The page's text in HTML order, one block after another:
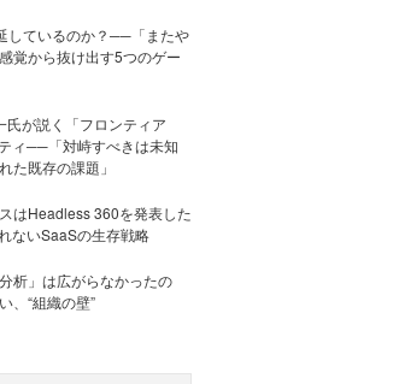
しているのか？──「またや
覚から抜け出す5つのゲー
氏が説く「フロンティア
ィ──「対峙すべきは未知
た既存の課題」
はHeadless 360を発表した
ないSaaSの生存戦略
析」は広がらなかったの
、“組織の壁”